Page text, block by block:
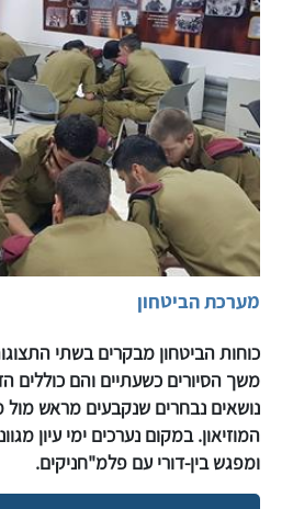
מערכת הביטחון
​​​​כוחות הביטחון מבקרים בשתי
משך הסיורים כשעתיים והם
נושאים נבחרים שנקבעים מראש
המוזיאון. במקום נערכים ימי עיון
ומפגש בין-דורי עם פלמ"חניקים. ​